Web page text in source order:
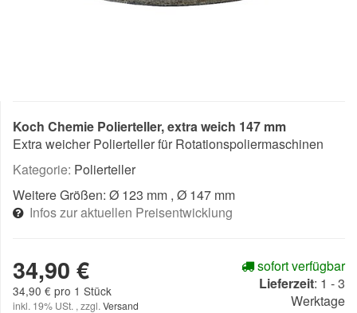
Koch Chemie Polierteller, extra weich 147 mm
Extra weicher Polierteller für Rotationspoliermaschinen
Kategorie: Polierteller
Weitere Größen: Ø 123 mm , Ø 147 mm
Infos zur aktuellen Preisentwicklung
34,90 €
34,90 € pro 1 Stück
inkl. 19% USt. , zzgl. Versand
sofort verfügbar
Lieferzeit: 1 - 3
Werktage